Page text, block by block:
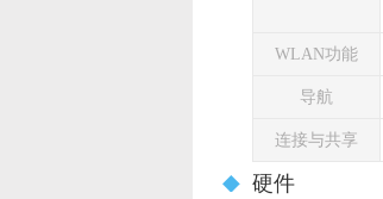
WLAN功能
导航
连接与共享
硬件